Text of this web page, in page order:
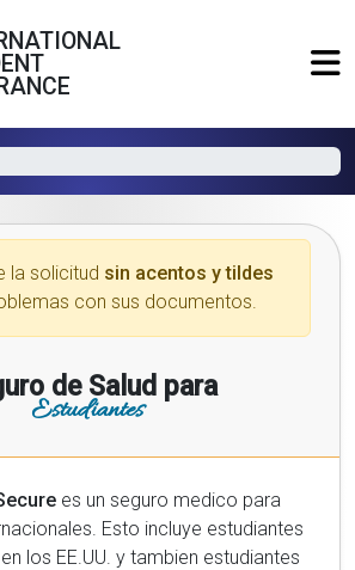
la solicitud sin acentos y tildes
con sus documentos.
de Salud para
Estudiantes
es un seguro medico para
Esto incluye estudiantes
los EE.UU. y tambien estudiantes